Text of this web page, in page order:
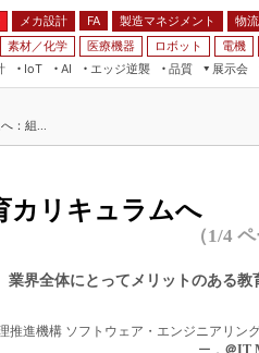
メカ設計 FA 製造マネジメント 物流
素材／化学 医療機器 ロボット 電機
IoT
AI
エッジ逆襲 品質
展示会
ジャパンモビリティショー
テク展
フィールドサービス
組み込みモデリング
：組...
カリキュラムへ
（1/4
界全体にとってメリットのある教
進機構 ソフトウェア・エンジニアリン
ー， ＠IT